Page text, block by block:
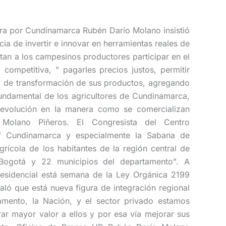
por Cundinamarca Rubén Darío Molano insistió
de invertir e innovar en herramientas reales de
a los campesinos productores participar en el
competitiva, " pagarles precios justos, permitir
transformación de sus productos, agregando
de los agricultores de Cundinamarca,
en la manera como se comercializan
Piñeros. El Congresista del Centro
y especialmente la Sabana de
de los habitantes de la región central de
y 22 municipios del departamento". A
está semana de la Ley Orgánica 2199
que está nueva figura de integración regional
la Nación, y el sector privado estamos
mayor valor a ellos y por esa vía mejorar sus